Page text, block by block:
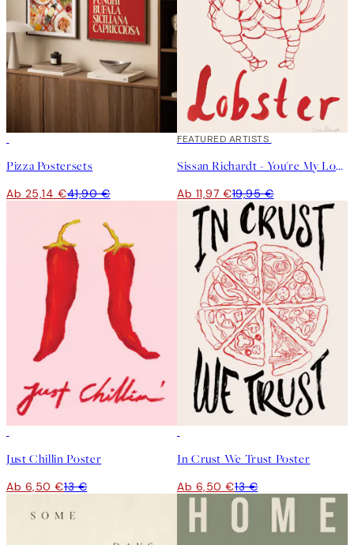
Pizza Postersets
Ab 25,14 €41,90 €
40%*
FEATURED ARTISTS
Sissan Richardt - You're My Lobster Poster
Ab 11,97 €19,95 €
Just Chillin Poster
Ab 6,50 €13 €
In Crust We Trust Poster
Ab 6,50 €13 €